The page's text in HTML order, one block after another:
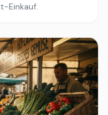
Einkauf.